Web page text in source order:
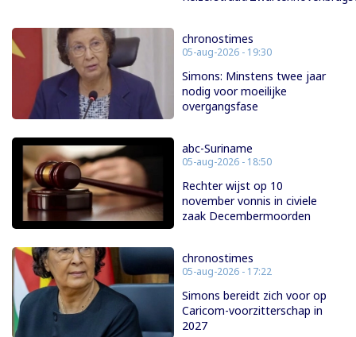
chronostimes
05-aug-2026 - 19:30
Simons: Minstens twee jaar
nodig voor moeilijke
overgangsfase
abc-Suriname
05-aug-2026 - 18:50
Rechter wijst op 10
november vonnis in civiele
zaak Decembermoorden
chronostimes
05-aug-2026 - 17:22
Simons bereidt zich voor op
Caricom-voorzitterschap in
2027